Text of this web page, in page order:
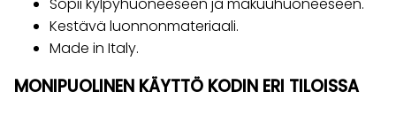
Kestävä luonnonmateriaali.
Made in Italy.
MONIPUOLINEN KÄYTTÖ KODIN ERI TILOISSA